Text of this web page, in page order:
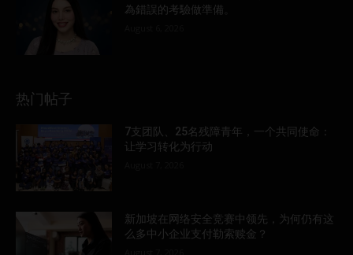
為錯誤的考驗做準備。
热门帖子
7支团队、25名残障青年，一个共同使命：
让学习转化为行动
新加坡在网络安全竞赛中领先，为何仍有这
么多中小企业支付勒索赎金？